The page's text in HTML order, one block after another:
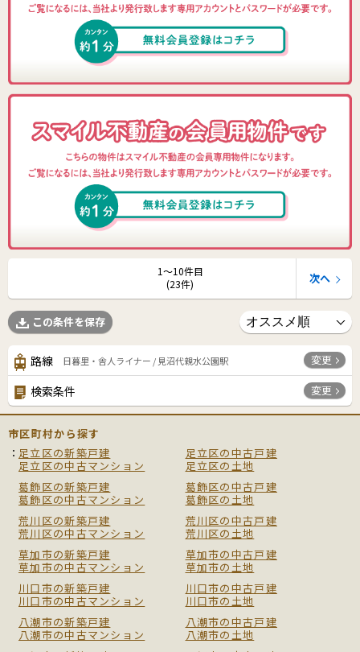
1〜10件目
(23件)
次へ
この条件を保存
路線 日暮里・舎人ライナー / 見沼代親水公園駅 変更
検索条件 変更
市区町村から探す
足立区の新築戸建
足立区の中古戸建
足立区の中古マンション
足立区の土地
葛飾区の新築戸建
葛飾区の中古戸建
葛飾区の中古マンション
葛飾区の土地
荒川区の新築戸建
荒川区の中古戸建
荒川区の中古マンション
荒川区の土地
草加市の新築戸建
草加市の中古戸建
草加市の中古マンション
草加市の土地
川口市の新築戸建
川口市の中古戸建
川口市の中古マンション
川口市の土地
八潮市の新築戸建
八潮市の中古戸建
八潮市の中古マンション
八潮市の土地